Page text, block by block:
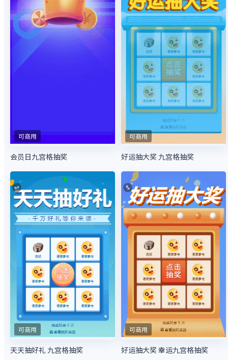
可商用
会员日九宫格抽奖
可商用
好运抽大奖 九宫格抽奖
可商用
天天抽好礼 九宫格抽奖
可商用
好运抽大奖 幸运九宫格抽奖